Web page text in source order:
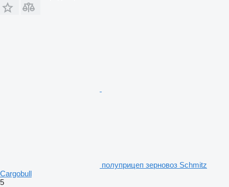
полуприцеп зерновоз Schmitz
Cargobull
5